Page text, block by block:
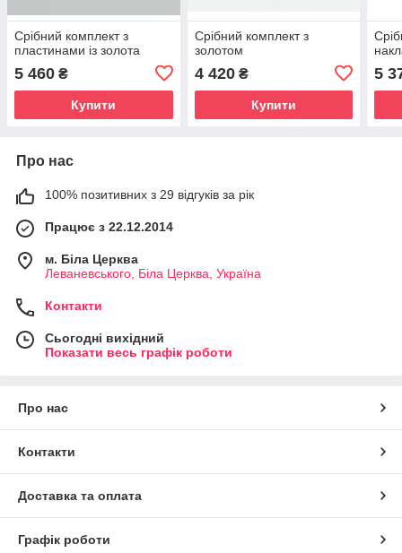
Срібний комплект з
пластинами із золота
5 460 ₴
Купити
Срібний комплект з
золотом
4 420₴
Купити
5
Про нас
100% позитивних з 29 відгуків за рік
Працює з 22.12.2014
м. Біла Церква
Леваневського, Біла Церква, Україна
Контакти
Сьогодні вихідний
Показати весь графік роботи
Про нас
Контакти
Доставка та оплата
Графік роботи